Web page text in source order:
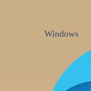
Windows